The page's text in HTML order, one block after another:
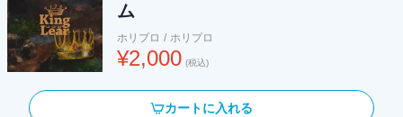
ム
ホリプロ / ホリプロ
¥2,000 (税込)
カートに入れる